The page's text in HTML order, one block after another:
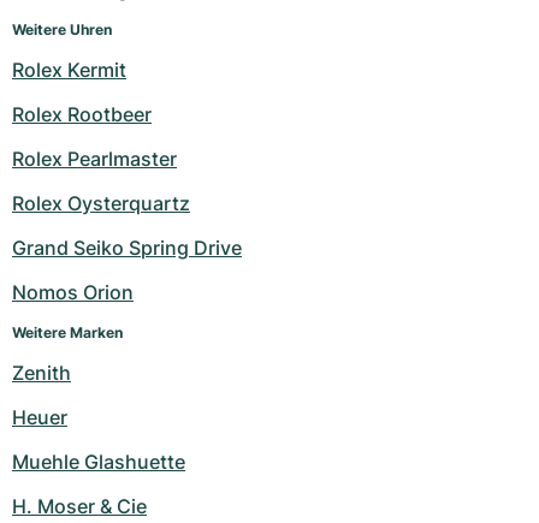
Weitere Uhren
Rolex Kermit
Rolex Rootbeer
Rolex Pearlmaster
Rolex Oysterquartz
Grand Seiko Spring Drive
Nomos Orion
Weitere Marken
Zenith
Heuer
Muehle Glashuette
H. Moser & Cie